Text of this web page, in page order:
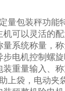
量包装秤功能
机可以灵活的
量系统称量，
步电机控制螺
装重量输入、
上袋，电动夹